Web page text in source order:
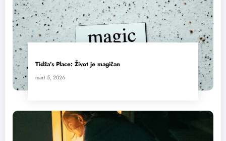
Tidža’s Place: Život je magičan
mart 5, 2026